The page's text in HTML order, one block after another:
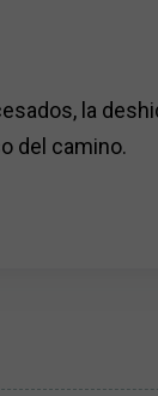
la
del camino.